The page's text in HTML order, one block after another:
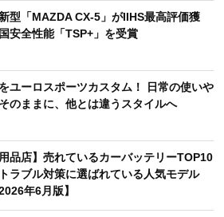
型「MAZDA CX-5」がIIHS最高評価獲
安全性能「TSP+」を受賞
ユーロスポーツカスタム！ 日常の使いや
のままに、他とは違うスタイルへ
用品店】売れているカーバッテリーTOP10
トラブル対策に選ばれている人気モデル
年6月版】